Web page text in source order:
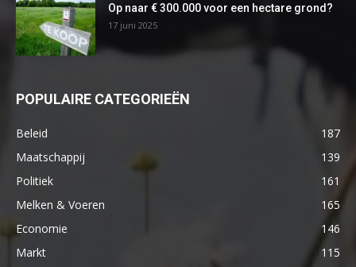
Op naar € 300.000 voor een hectare grond?
17 juni 2025
POPULAIRE CATEGORIEËN
Beleid
187
Maatschappij
139
Politiek
161
Melken & Voeren
165
Economie
146
Markt
115